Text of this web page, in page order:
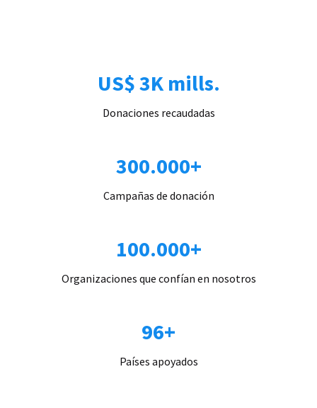
US$ 3K mills.
Donaciones recaudadas
300.000+
Campañas de donación
100.000+
Organizaciones que confían en nosotros
96+
Países apoyados